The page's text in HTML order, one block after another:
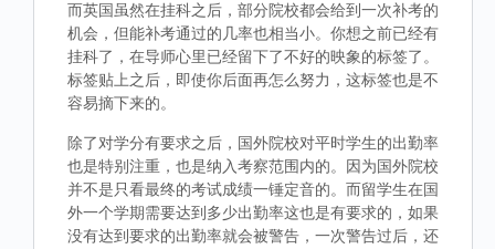
而英国虽然在挂科之后，部分院校都会给到一次补考的
机会，但能补考通过的几率也相当小。你想之前已经有
挂科了，在导师心里已经留下了不好的映象的标签了。
标签贴上之后，即使你后面再怎么努力，这标签也是不
容易摘下来的。
除了对学分有要求之后，国外院校对平时学生的出勤率
也是特别注重，也是纳入考察范围内的。因为国外院校
并不是只看最终的考试成绩一锤定音的。而留学生在国
外一个学期需要达到多少出勤率这也是有要求的，如果
没有达到要求的出勤率就会被警告，一次警告过后，还